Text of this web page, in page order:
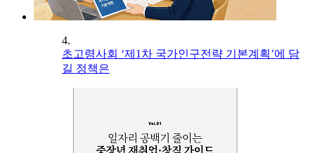
4.
초고령사회 ‘제1차 국가인구전략 기본계획’에 담
길 정책은